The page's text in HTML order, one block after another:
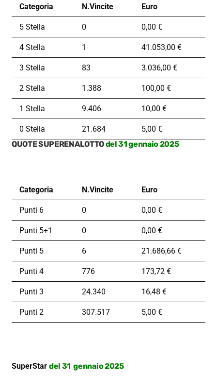
Categoria N.Vincite Euro
5 Stella 0 0,00 €
4 Stella 1 41.053,00 €
3 Stella 83 3.036,00 €
2 Stella 1.388 100,00 €
1 Stella 9.406 10,00 €
0 Stella 21.684
5,00 €
QUOTE SUPERENALOTTOdel 31 gennaio 2025
Categoria N.Vincite Euro
Punti 6 0 0,00 €
Punti 5+1 0 0,00 €
Punti 5 6 21.686,66 €
Punti 4 776 173,72 €
Punti 3 24.340 16,48 €
Punti 2 307.517 5,00 €
SuperStar del 31 gennaio 2025